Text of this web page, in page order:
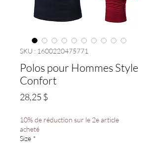
SKU : 1600220475771
Polos pour Hommes Style
Confort
28,25 $Prix
10% de réduction sur le 2e article
acheté
Size *